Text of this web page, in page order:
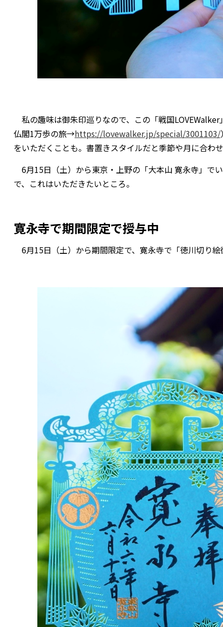
私の趣味は御朱印巡りなので、この「戦国
仏閣1万歩の旅→https://lovewalker.jp/special/3001103/
をいただくことも。書置きスタイルだと季節や月に合わ
6月15日（土）から東京・上野の「大本山 寛永寺」で
で、これはいただきたいところ。
寛永寺で期間限定で授与中
6月15日（土）から期間限定で、寛永寺で「徳川切り絵